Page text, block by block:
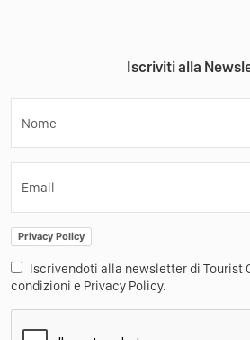
Iscriviti alla
Nome
Email
Privacy Policy
Iscrivendoti alla newsletter di Tourist
condizioni e Privacy Policy.